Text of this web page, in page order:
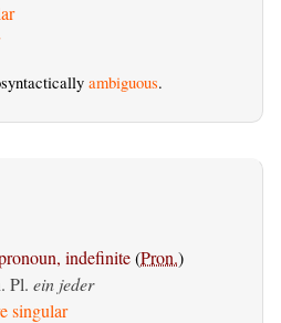
ambiguous.
indefinite(Pron.)
Pl. ein jeder
singular